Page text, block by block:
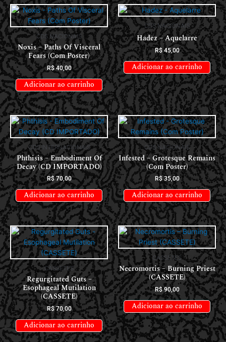
CDS NACIONAIS
Noxis – Paths Of Visceral
Fears (Com Poster)
R$40,00
Adicionar ao carrinho
CDS NACIONAIS
Hadez – Aquelarre
R$45,00
Adicionar ao carrinho
CDS INTERNACIONAIS
Phthisis – Embodiment Of
Decay (CD IMPORTADO)
R$70,00
Adicionar ao carrinho
CDS NACIONAIS
Infested – Grotesque Remains
(Com Poster)
R$35,00
Adicionar ao carrinho
CASSETES
Regurgitated Guts –
Esophageal Mutilation
(CASSETE)
R$70,00
Adicionar ao carrinho
CASSETES
Necromortis – Burning Priest
(CASSETE)
R$90,00
Adicionar ao carrinho